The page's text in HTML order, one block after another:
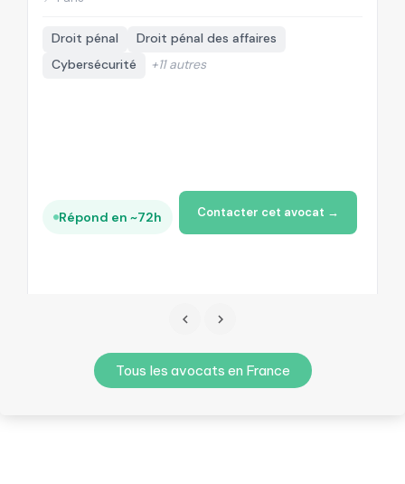
Droit pénal
Droit pénal des affaires
Cybersécurité
+11 autres
Répond en ~72h Contacter cet avocat →
Tous les avocats en France